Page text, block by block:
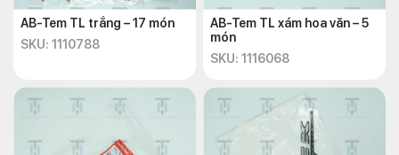
AB-Tem TL trắng – 17 món
SKU: 1110788
AB-Tem TL xám hoa văn – 5
món
SKU: 1116068